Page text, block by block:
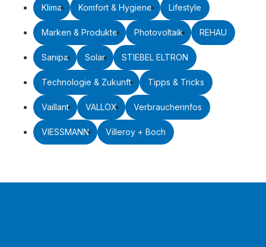
Klima Komfort & Hygiene Lifestyle
Marken & Produkte Photovoltaik REHAU
Sanipa Solar STIEBEL ELTRON
Technologie & Zukunft Tipps & Tricks
Vaillant VALLOX Verbraucherinfos
VIESSMANN Villeroy + Boch